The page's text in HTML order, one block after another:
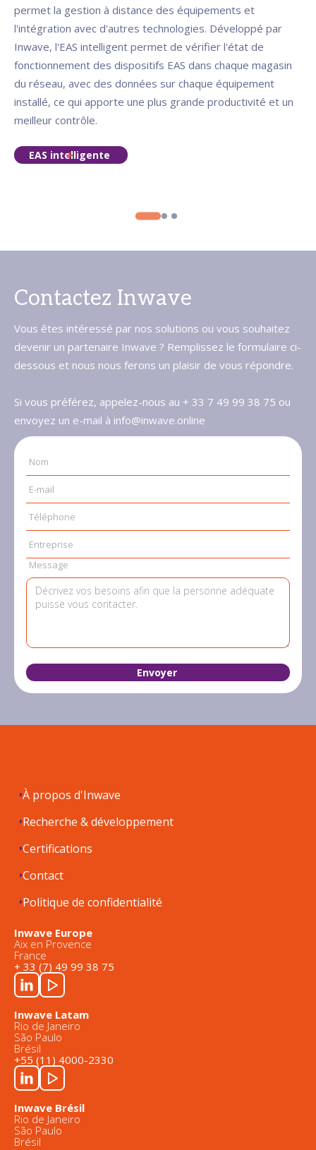
permet la gestion à distance des équipements et
l'intégration avec d'autres technologies. Développé par
Inwave, l'EAS intelligent permet de vérifier l'état de
fonctionnement des dispositifs EAS dans chaque magasin
du réseau, avec des données sur chaque équipement
installé, ce qui apporte une plus grande productivité et un
meilleur contrôle.
EAS intelligente
Contactez Inwave
Vous êtes intéressé par nos solutions ou vous souhaitez
devenir un partenaire Inwave ? Remplissez le formulaire ci-
dessous et nous nous ferons un plaisir de vous répondre.
Si vous préférez, appelez-nous au + 33 7 49 99 38 75 ou
envoyez un e-mail à info@inwave.online
Nom
E-mail
Téléphone
Entreprise
Message
À propos d'Inwave
Recherche & développement
Certifications
Contact
Politique de confidentialité
Inwave Europe
Aix en Provence
France
+ 33 (7) 49 99 38 75
Inwave Latam
Rio de Janeiro
São Paulo
Brésil
+55 (11) 4000-2330
Inwave Brésil
Rio de Janeiro
São Paulo
Brésil